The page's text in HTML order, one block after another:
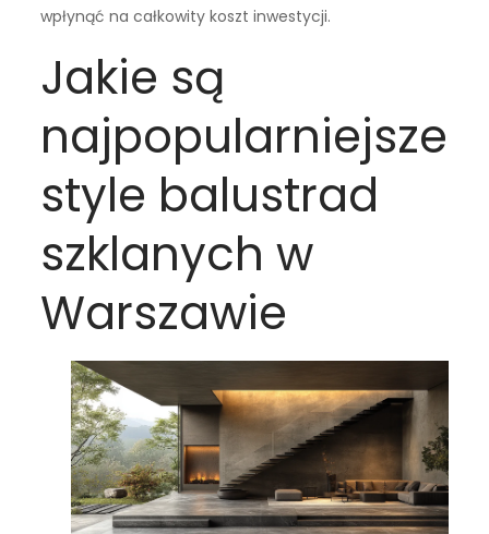
wpłynąć na całkowity koszt inwestycji.
Jakie są
najpopularniejsze
style balustrad
szklanych w
Warszawie